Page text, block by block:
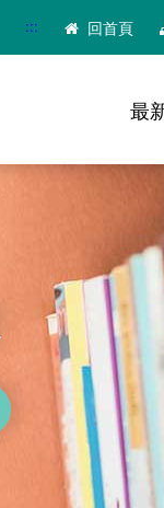
::: 回首頁
最
略過字型切換